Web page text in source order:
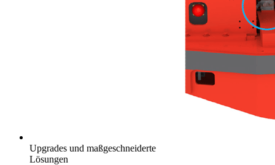
Upgrades und maßgeschneiderte
Lösungen